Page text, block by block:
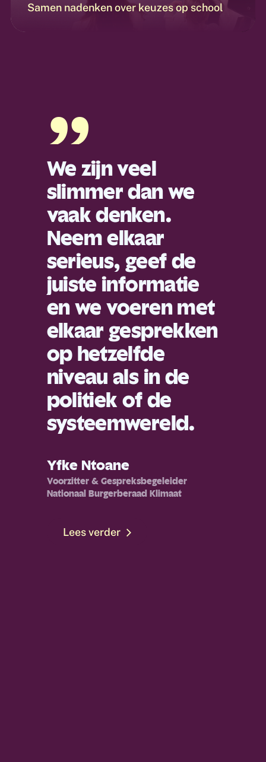
Samen nadenken over keuzes op school
”
We zijn veel
slimmer dan we
vaak denken.
Neem elkaar
serieus, geef de
juiste informatie
en we voeren met
elkaar gesprekken
op hetzelfde
niveau als in de
politiek of de
systeemwereld.
Yfke Ntoane
Voorzitter & Gespreksbegeleider
Nationaal Burgerberaad Klimaat
Lees verder